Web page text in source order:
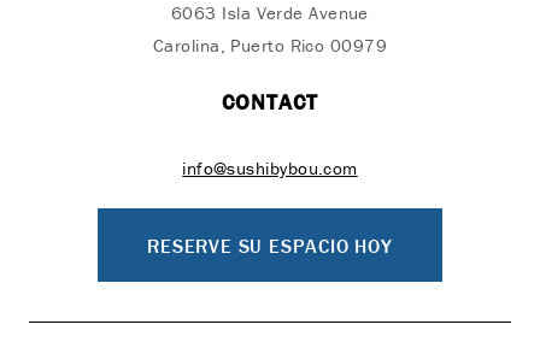
6063 Isla Verde Avenue
Carolina, Puerto Rico 00979
CONTACT
info@sushibybou.com
RESERVE SU ESPACIO HOY